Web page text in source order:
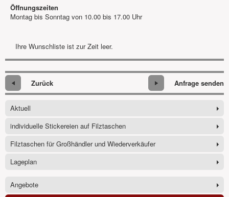
Öffnungszeiten
Montag bis Sonntag von 10.00 bis 17.00 Uhr
Ihre Wunschliste ist zur Zeit leer.
Zurück Anfrage senden
Aktuell
individuelle Stickereien auf Filztaschen
Filztaschen für Großhändler und Wiederverkäufer
Lageplan
Angebote